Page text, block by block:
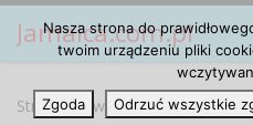
Przejdź do treści
Jamaica.com.pl
Strona główna » Nasiona gratis
Nasza strona do
twoim urządzeniu pliki
Zgoda
Odrzuć wszystkie